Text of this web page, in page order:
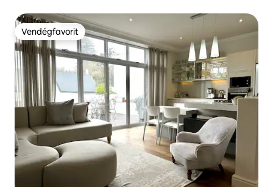
Vendégfavorit
Vendégfavorit